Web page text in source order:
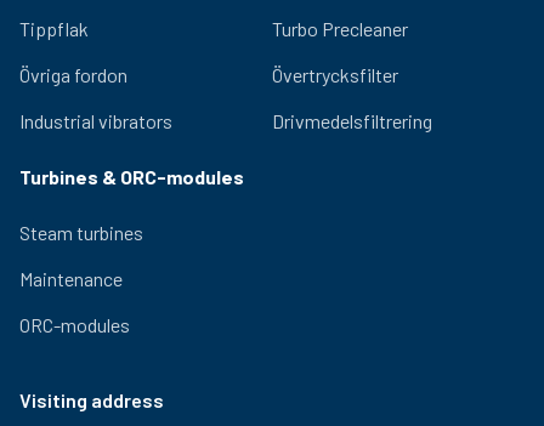
Tippflak
Övriga fordon
Industrial vibrators
Turbo Precleaner
Övertrycksfilter
Drivmedelsfiltrering
Turbines & ORC-modules
Steam turbines
Maintenance
ORC-modules
Visiting address